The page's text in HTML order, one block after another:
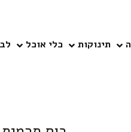
תינוקות כלי אוכל